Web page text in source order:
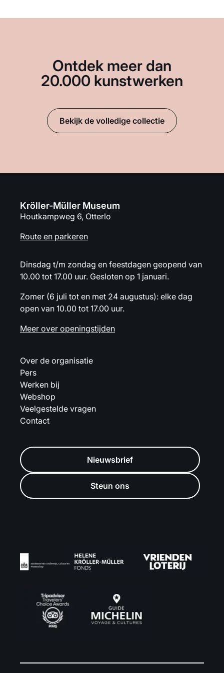
Ontdek meer dan
20.000 kunstwerken
Bekijk de volledige collectie
Kröller-Müller Museum
Houtkampweg 6, Otterlo
Route en parkeren
Dinsdag t/m zondag en feestdagen geopend van
10.00 tot 17.00 uur. Gesloten op 1 januari.
Zomer (6 juli tot en met 24 augustus): elke dag
open van 10.00 tot 17.00 uur.
Meer over openingstijden
Over de organisatie
Pers
Werken bij
Webshop
Veelgestelde vragen
Contact
Nieuwsbrief
Steun ons